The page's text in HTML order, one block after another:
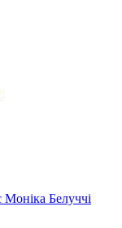
Моніка Белуччі